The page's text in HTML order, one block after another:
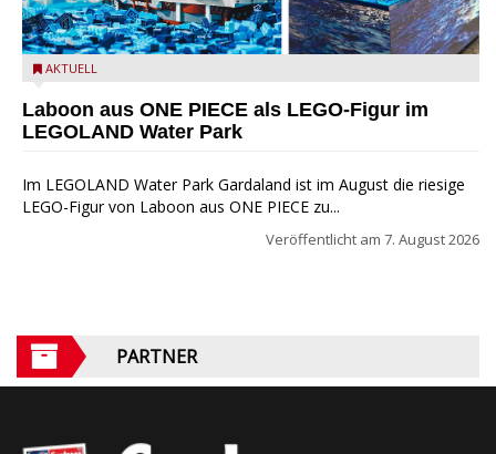
Laboon aus ONE PIECE als LEGO-Figur im LEGOLAND Water
AKTUELL
Laboon aus ONE PIECE als LEGO-Figur im
LEGOLAND Water Park
Im LEGOLAND Water Park Gardaland ist im August die riesige
LEGO-Figur von Laboon aus ONE PIECE zu...
Veröffentlicht am 7. August 2026
PARTNER